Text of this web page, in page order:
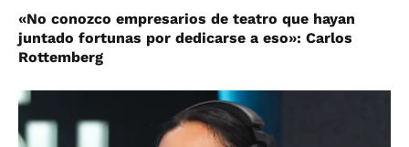
«No conozco empresarios de teatro que hayan
juntado fortunas por dedicarse a eso»: Carlos
Rottemberg